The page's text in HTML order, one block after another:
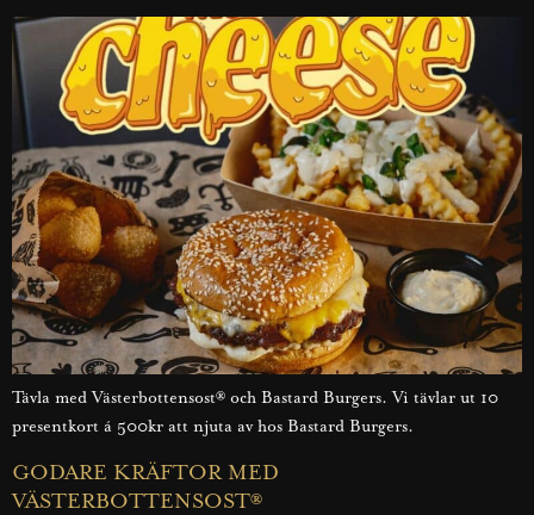
Tävla med Västerbottensost® och Bastard Burgers. Vi tävlar ut 10
presentkort á 500kr att njuta av hos Bastard Burgers.
GODARE KRÄFTOR MED
VÄSTERBOTTENSOST®